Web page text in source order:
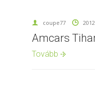
coupe77
Amcars
Tovább